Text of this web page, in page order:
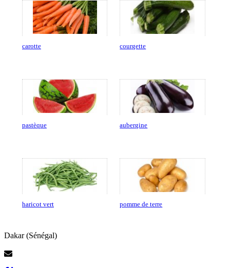
carotte courgette
pastèque aubergine
haricot vert pomme de terre
Dakar (Sénégal)